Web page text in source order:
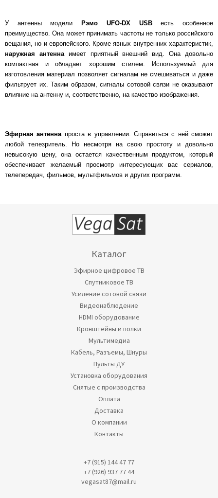
У антенны модели Рэмо UFO-DX USBесть особенное
преимущество. Она может принимать частоты не только российского
вещания, но и европейского. Кроме явных внутренних характеристик,
наружная антеннаимеет приятный внешний вид. Она довольно
компактная и обладает хорошим стилем. Используемый для
изготовления материал позволяет сигналам не смешиваться и даже
фильтрует их. Таким образом, сигналы сотовой связи не оказывают
влияние на антенну и, соответственно, на качество изображения.
Эфирная антеннапроста в управлении. Справиться с ней сможет
любой телезритель. Но несмотря на свою простоту и довольно
невысокую цену, она остается качественным продуктом, который
обеспечивает желаемый просмотр интересующих вас сериалов,
телепередач, фильмов, мультфильмов и других программ.
Каталог
Эфирное цифровое ТВ
Спутниковое ТВ
Усиление сотовой связи
Видеонаблюдение
HDMI оборудование
Кронштейны и полки
Мультимедиа
Кабель, Разъемы, Шнуры
Пульты ДУ
Установка оборудования
Снятые с производства
Оплата
Доставка
О компании
Контакты
+7 (915) 144 47 77
+7 (926) 937 77 44
vegasat87@mail.ru